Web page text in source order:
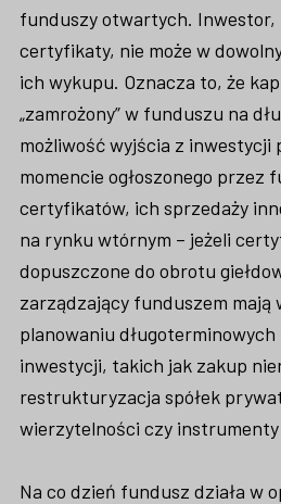
funduszy otwartych. Inwestor,
certyfikaty, nie może w
ich wykupu. Oznacza to, że
„zamrożony” w funduszu na
możliwość wyjścia z inwestycji
momencie ogłoszonego przez
certyfikatów, ich sprzedaży
na rynku wtórnym – jeżeli
dopuszczone do obrotu
zarządzający funduszem mają
planowaniu długoterminowych
inwestycji, takich jak zakup
restrukturyzacja spółek
wierzytelności czy
Na co dzień fundusz działa w